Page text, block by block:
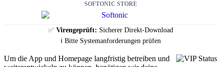
SOFTONIC STORE
✅ Virengeprüft: Sicherer Direkt-Download
ℹ️ Bitte Systemanforderungen prüfen
Um die App und Homepage langfristig betreiben und